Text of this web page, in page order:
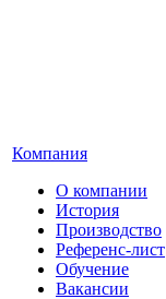
Компания
О компании
История
Производство
Референс-лист
Обучение
Вакансии